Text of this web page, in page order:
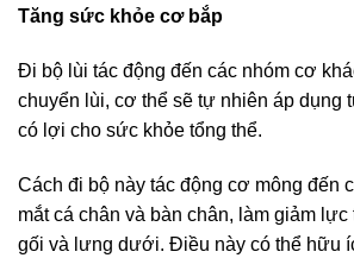
Tăng sức khỏe cơ bắp
Đi bộ lùi tác động đến các nhóm cơ
chuyển lùi, cơ thể sẽ tự nhiên áp dụng
có lợi cho sức khỏe tổng thể.
Cách đi bộ này tác động cơ mông đến
mắt cá chân và bàn chân, làm giảm lực
gối và lưng dưới. Điều này có thể hữu